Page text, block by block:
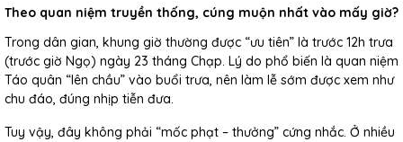
Theo quan niệm truyền thống, cúng muộn nhất vào mấy giờ?
Trong dân gian, khung giờ thường được “ưu tiên” là trước 12h trưa
(trước giờ Ngọ) ngày 23 tháng Chạp. Lý do phổ biến là quan niệm
Táo quân “lên chầu” vào buổi trưa, nên làm lễ sớm được xem như
chu đáo, đúng nhịp tiễn đưa.
Tuy vậy, đây không phải “mốc phạt – thưởng” cứng nhắc. Ở nhiều